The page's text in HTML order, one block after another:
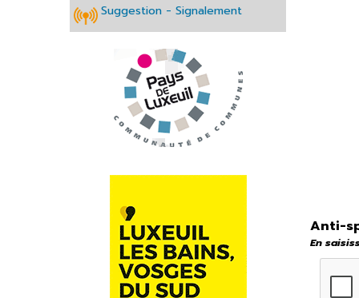
Plan de la ville
Assainissement
Club partenaires
Suggestion - Signalement
Anti-
En